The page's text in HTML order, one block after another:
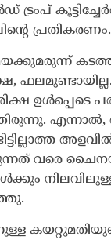
പ്രതികരണം.
എന്നാൽ,
വരെ